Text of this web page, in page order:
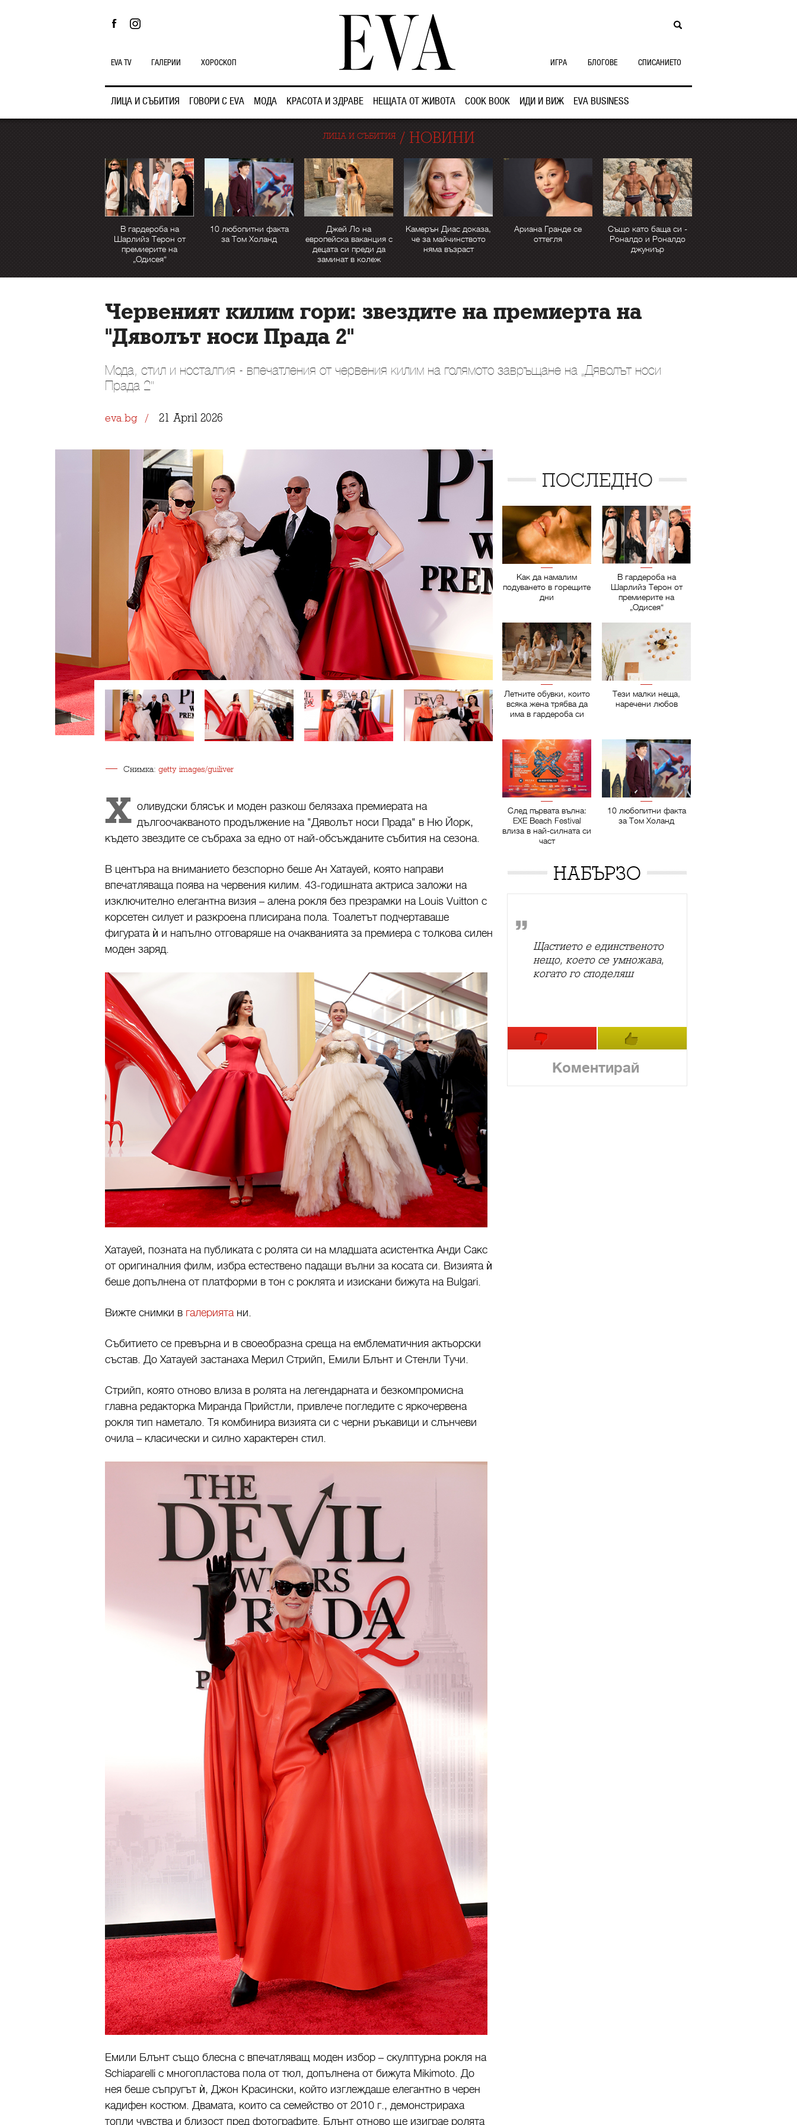
ЛИЦА И СЪБИТИЯ ГОВОРИ С EVA МОДА КРАСОТА И ЗДРАВЕ НЕЩАТА ОТ ЖИВОТА COOK BOOK ИДИ И ВИЖ EVA BUSINESS
EVA TV ГАЛЕРИИ ХОРОСКОП ИГРА БЛОГОВЕ СПИСАНИЕТО
ЛИЦА И СЪБИТИЯ/ НОВИНИ
В гардероба на
Шарлийз Терон от
премиерите на
„Одисея“
10 любопитни факта
за Том Холанд
Джей Ло на
европейска ваканция с
децата си преди да
заминат в колеж
Камерън Диас доказа,
че за майчинството
няма възраст
Ариана Гранде се
оттегля
Също като баща си -
Роналдо и Роналдо
джуниър
Червеният килим гори: звездите на премиерта на
"Дяволът носи Прада 2"
Мода, стил и носталгия - впечатления от червения килим на голямото завръщане на „Дяволът носи
Прада 2"
eva.bg 21 April 2026
Снимка: getty images/guiliver
Х оливудски блясък и моден разкош белязаха премиерата на
дългоочакваното продължение на "Дяволът носи Прада" в Ню Йорк,
където звездите се събраха за едно от най-обсъжданите събития на сезона.
В центъра на вниманието безспорно беше Ан Хатауей, която направи
впечатляваща поява на червения килим. 43-годишната актриса заложи на
изключително елегантна визия – алена рокля без презрамки на Louis Vuitton с
корсетен силует и разкроена плисирана пола. Тоалетът подчертаваше
фигурата ѝ и напълно отговаряше на очакванията за премиера с толкова силен
моден заряд.
Хатауей, позната на публиката с ролята си на младшата асистентка Анди Сакс
от оригиналния филм, избра естествено падащи вълни за косата си. Визията ѝ
беше допълнена от платформи в тон с роклята и изискани бижута на Bulgari.
Вижте снимки в галериятани.
Събитието се превърна и в своеобразна среща на емблематичния актьорски
състав. До Хатауей застанаха Мерил Стрийп, Емили Блънт и Стенли Тучи.
Стрийп, която отново влиза в ролята на легендарната и безкомпромисна
главна редакторка Миранда Прийстли, привлече погледите с яркочервена
рокля тип наметало. Тя комбинира визията си с черни ръкавици и слънчеви
очила – класически и силно характерен стил.
Емили Блънт също блесна с впечатляващ моден избор – скулптурна рокля на
Schiaparelli с многопластова пола от тюл, допълнена от бижута Mikimoto. До
нея беше съпругът ѝ, Джон Красински, който изглеждаше елегантно в черен
кадифен костюм. Двамата, които са семейство от 2010 г., демонстрираха
топли чувства и близост пред фотографите. Блънт отново ще изиграе ролята
ПОСЛЕДНО
Как да намалим
подуването в горещите
дни
В гардероба на
Шарлийз Терон от
премиерите на
„Одисея“
Летните обувки, които
всяка жена трябва да
има в гардероба си
Тези малки неща,
наречени любов
След първата вълна:
EXE Beach Festival
влиза в най-силната си
част
10 любопитни факта
за Том Холанд
НАБЪРЗО
Щастието е единственото
нещо, което се умножава,
когато го споделяш
Коментирай